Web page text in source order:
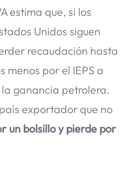
estima que, si los
Unidos siguen
recaudación hasta
menos por el IEPS a
ganancia petrolera.
exportador que no
un bolsillo y pierde por